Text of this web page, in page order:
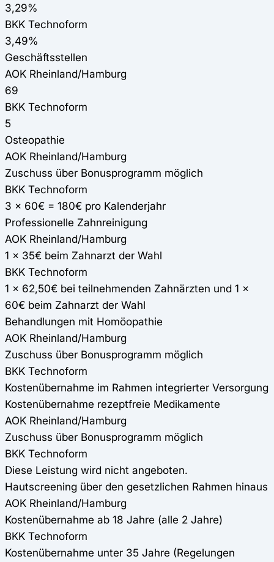
3,29%
BKK Technoform
3,49%
Geschäftsstellen
AOK Rheinland/Hamburg
69
BKK Technoform
5
Osteopathie
AOK Rheinland/Hamburg
Zuschuss über Bonusprogramm möglich
BKK Technoform
3 x 60€ = 180€ pro Kalenderjahr
Professionelle Zahnreinigung
AOK Rheinland/Hamburg
1 x 35€ beim Zahnarzt der Wahl
BKK Technoform
1 x 62,50€ bei teilnehmenden Zahnärzten und 1 x
60€ beim Zahnarzt der Wahl
Behandlungen mit Homöopathie
AOK Rheinland/Hamburg
Zuschuss über Bonusprogramm möglich
BKK Technoform
Kostenübernahme im Rahmen integrierter Versorgung
Kostenübernahme rezeptfreie Medikamente
AOK Rheinland/Hamburg
Zuschuss über Bonusprogramm möglich
BKK Technoform
Diese Leistung wird nicht angeboten.
Hautscreening über den gesetzlichen Rahmen hinaus
AOK Rheinland/Hamburg
Kostenübernahme ab 18 Jahre (alle 2 Jahre)
BKK Technoform
Kostenübernahme unter 35 Jahre (Regelungen